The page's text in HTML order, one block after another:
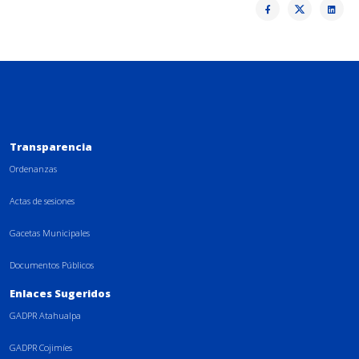
Transparencia
Ordenanzas
Actas de sesiones
Gacetas Municipales
Documentos Públicos
Enlaces Sugeridos
GADPR Atahualpa
GADPR Cojimíes